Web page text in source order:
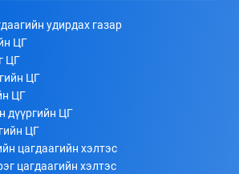
удирдах газар
ЦГ
ЦГ
ЦГ
ЦГ
дүүргийн ЦГ
ЦГ
цагдаагийн хэлтэс
цагдаагийн хэлтэс